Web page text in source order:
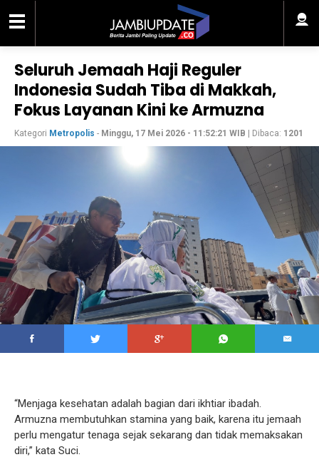
Seluruh Jemaah Haji Reguler
Indonesia Sudah Tiba di Makkah,
Fokus Layanan Kini ke Armuzna
Kategori Metropolis - Minggu, 17 Mei 2026 - 11:52:21 WIB | Dibaca: 1201
“Menjaga kesehatan adalah bagian dari ikhtiar ibadah.
Armuzna membutuhkan stamina yang baik, karena itu jemaah
perlu mengatur tenaga sejak sekarang dan tidak memaksakan
diri,” kata Suci.